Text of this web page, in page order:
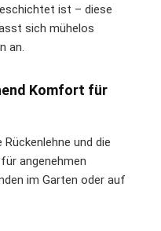
ist – diese
sich mühelos
an.
Komfort für
und die
angenehmen
im Garten oder auf